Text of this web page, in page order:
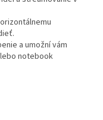
a umožní vám
notebook